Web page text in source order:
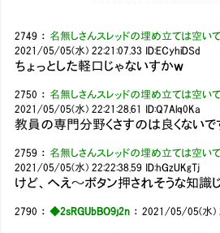
2749 ： 名無しさんスレッドの埋め立ては空い
2021/05/05(水) 22:21:07.33 ID:ECyhiDSd
ちょっとした軽口じゃないすかｗ
2750 ： 名無しさんスレッドの埋め立ては空い
2021/05/05(水) 22:21:28.61
ID:Q7Alq0Ka
教員の専門分野くさすのは良くないで
2759 ： 名無しさんスレッドの埋め立ては空い
2021/05/05(水) 22:22:38.59 ID:hGzUKgTj
けど、へえ～ボタン押されそうな知識じ
2790 ：◆2sRGUbBO9j2n ：2021/05/05(水)